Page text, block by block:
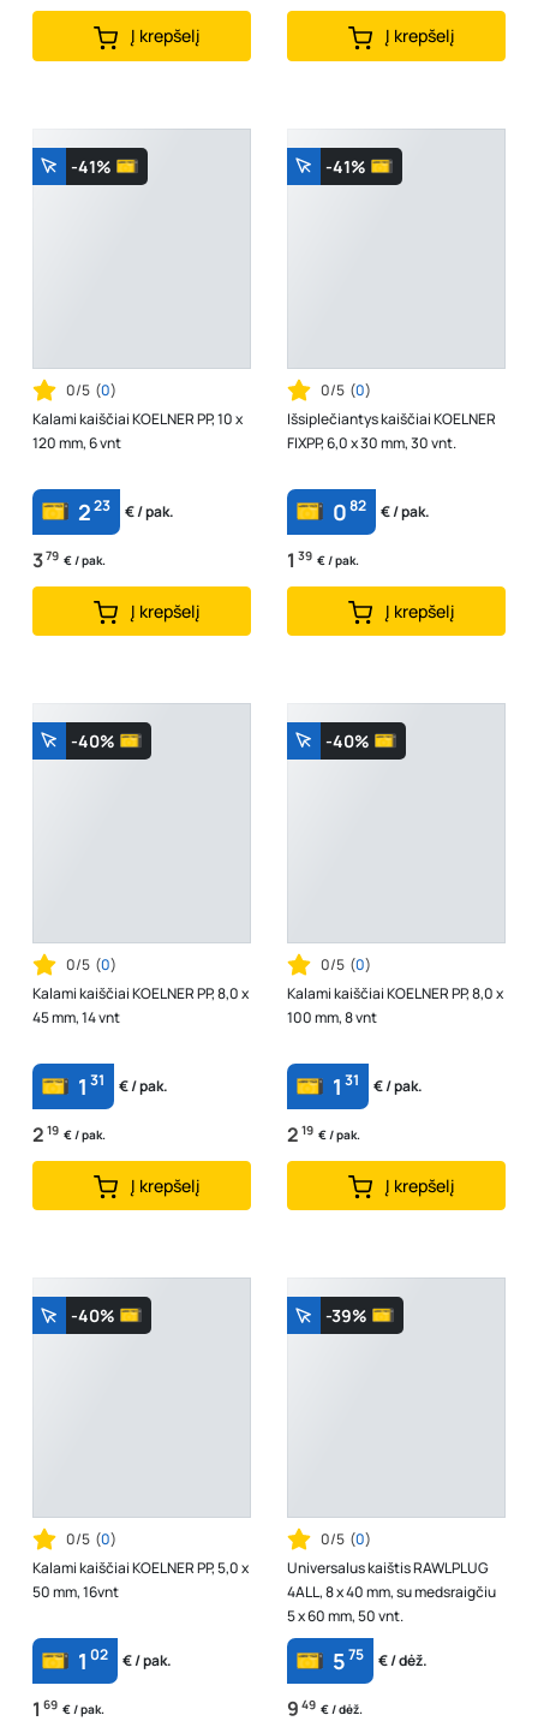
Į krepšelį Į krepšelį
-41%
0/5 (0)
Kalami kaiščiai KOELNER PP, 10 x
120 mm, 6 vnt
223 € / pak.
379 € / pak.
Į krepšelį
-41%
0/5 (0)
Išsiplečiantys kaiščiai KOELNER
FIXPP, 6,0 x 30 mm, 30 vnt.
082 € / pak.
1 39 € / pak.
Į krepšelį
-40%
0/5 (0)
Kalami kaiščiai KOELNER PP, 8,0 x
45 mm, 14 vnt
1 31 € / pak.
2 19 € / pak.
Į krepšelį
-40%
0/5 (0)
Kalami kaiščiai KOELNER PP, 8,0 x
100 mm, 8 vnt
1 31 € / pak.
2 19 € / pak.
Į krepšelį
-40%
0/5 (0)
Kalami kaiščiai KOELNER PP, 5,0 x
50 mm, 16vnt
1 02 € / pak.
1 69 € / pak.
-39%
0/5 (0)
Universalus kaištis RAWLPLUG
4ALL, 8 x 40 mm, su medsraigčiu
5 x 60 mm, 50 vnt.
575 € / dėž.
9 49 € / dėž.